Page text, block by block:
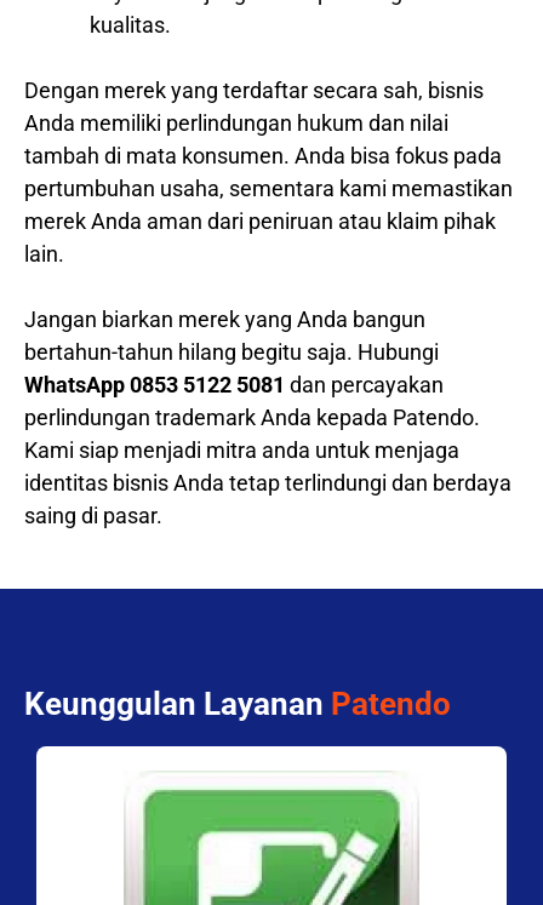
kualitas.
Dengan merek yang terdaftar secara sah, bisnis
Anda memiliki perlindungan hukum dan nilai
tambah di mata konsumen. Anda bisa fokus pada
pertumbuhan usaha, sementara kami memastikan
merek Anda aman dari peniruan atau klaim pihak
lain.
Jangan biarkan merek yang Anda bangun
bertahun-tahun hilang begitu saja. Hubungi
WhatsApp 0853 5122 5081 dan percayakan
perlindungan trademark Anda kepada Patendo.
Kami siap menjadi mitra anda untuk menjaga
identitas bisnis Anda tetap terlindungi dan berdaya
saing di pasar.
Keunggulan Layanan Patendo